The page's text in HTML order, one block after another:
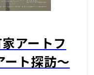
アートフ
ート探訪〜